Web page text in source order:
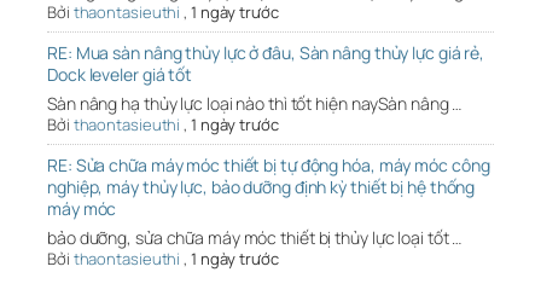
Bởi thaontasieuthi , 1 ngày trước
RE: Mua sàn nâng thủy lực ở đâu, Sàn nâng thủy lực giá rẻ,
Dock leveler giá tốt
Sàn nâng hạ thủy lực loại nào thì tốt hiện naySàn nâng …
Bởi thaontasieuthi , 1 ngày trước
RE: Sửa chữa máy móc thiết bị tự động hóa, máy móc công
nghiệp, máy thủy lực, bảo dưỡng định kỳ thiết bị hệ thống
máy móc
bảo dưỡng, sửa chữa máy móc thiết bị thủy lực loại tốt …
Bởi thaontasieuthi , 1 ngày trước